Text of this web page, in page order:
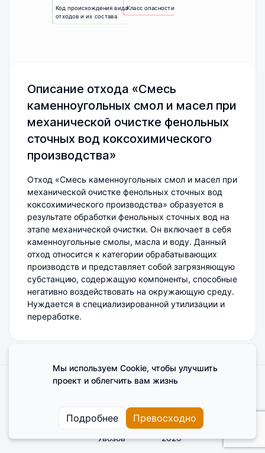
Код происхождения вида
отходов и их состава
Класс опасности
Описание отхода «Смесь
каменноугольных смол и масел при
механической очистке фенольных
сточных вод коксохимического
производства»
Отход «Смесь каменноугольных смол и масел при
механической очистке фенольных сточных вод
коксохимического производства» образуется в
результате обработки фенольных сточных вод на
этапе механической очистки. Он включает в себя
каменноугольные смолы, масла и воду. Данный
отход относится к категории обрабатывающих
производств и представляет собой загрязняющую
субстанцию, содержащую компоненты, способные
негативно воздействовать на окружающую среду.
Нуждается в специализированной утилизации и
переработке.
Увозов 2026
Поделиться мнением о сайте
Пользовательское соглашение
Мы используем Cookie, чтобы улучшить
проект и облегчить вам жизнь
Подробнее Превосходно